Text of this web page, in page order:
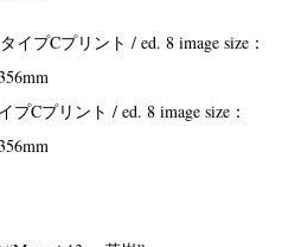
Cプリント / ed. 8 image size：